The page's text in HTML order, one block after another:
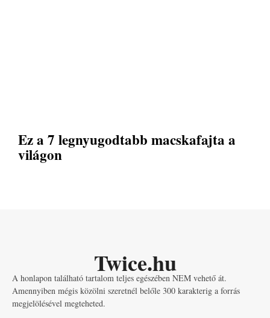
Ez a 7 legnyugodtabb macskafajta a
világon
Twice.hu
A honlapon található tartalom teljes egészében NEM vehető át.
Amennyiben mégis közölni szeretnél belőle 300 karakterig a forrás
megjelölésével megteheted.